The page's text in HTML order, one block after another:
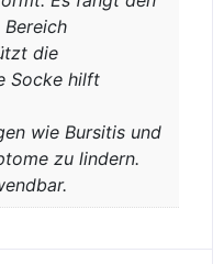
die
Socke hilft
wie Bursitis und
zu lindern.